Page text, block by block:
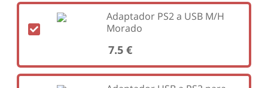
Adaptador PS2 a USB M/H
Morado
7.5 €